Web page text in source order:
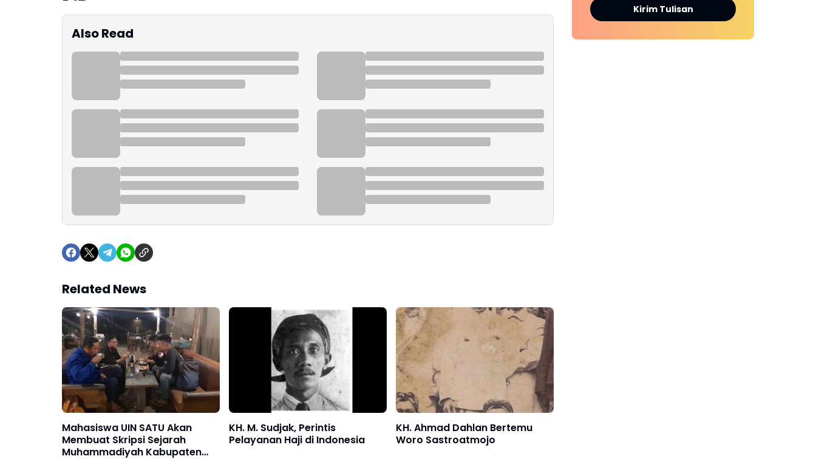
Also Read
Related News
Mahasiswa UIN SATU Akan
Membuat Skripsi Sejarah
Muhammadiyah Kabupaten
KH. M. Sudjak, Perintis
Pelayanan Haji di Indonesia
KH. Ahmad Dahlan Bertemu
Woro Sastroatmojo
Kirim Tulisan